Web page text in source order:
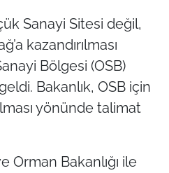
Sanayi Sitesi değil,
kazandırılması
Bölgesi (OSB)
Bakanlık, OSB için
yönünde talimat
Orman Bakanlığı ile